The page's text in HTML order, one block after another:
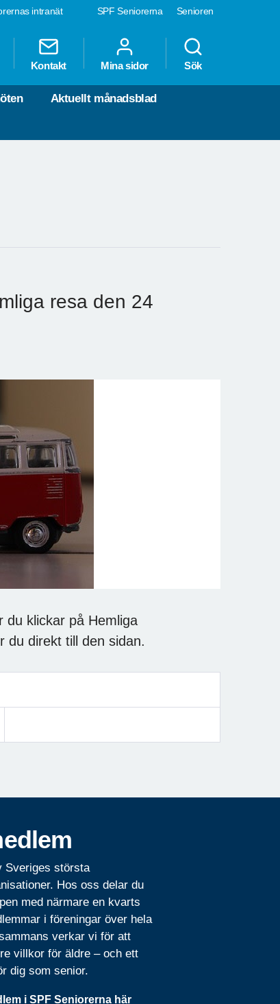
SPF Seniorerna Senioren
intranät
Kontakt Mina sidor Sök
Aktuellt månadsblad
resa den 24
du klickar på Hemliga
du direkt till den sidan.
Sveriges största
Hos oss delar du
med närmare en kvarts
i föreningar över hela
verkar vi för att
villkor för äldre – och ett
dig som senior.
i SPF Seniorerna här